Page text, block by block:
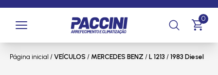
0
Página inicial /VEÍCULOS / MERCEDES BENZ /L 1213/1983 Diesel